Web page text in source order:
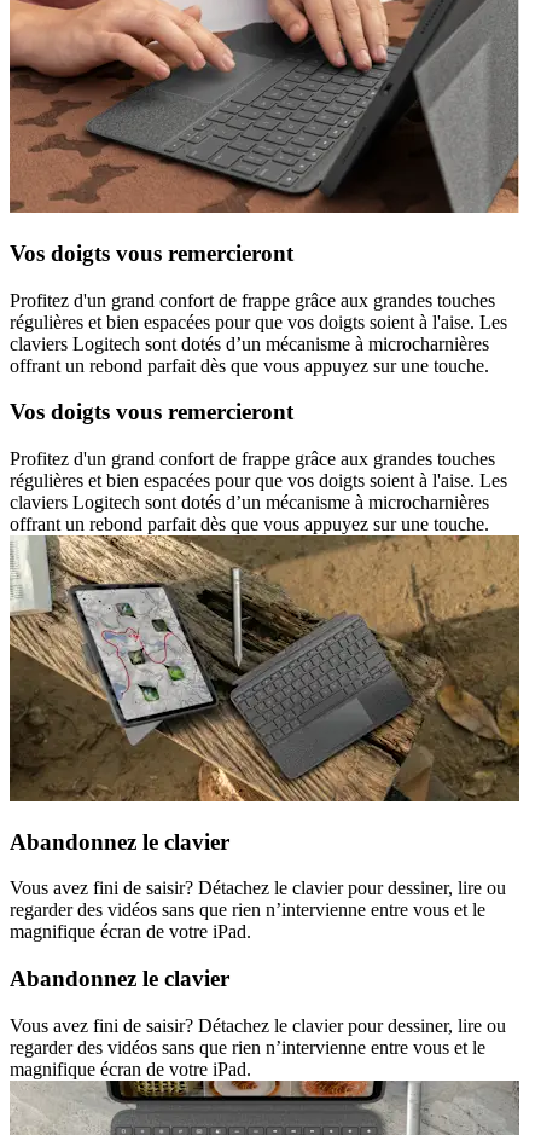
Vos doigts vous remercieront
Profitez d'un grand confort de frappe grâce aux grandes touches
régulières et bien espacées pour que vos doigts soient à l'aise. Les
claviers Logitech sont dotés d’un mécanisme à microcharnières
offrant un rebond parfait dès que vous appuyez sur une touche.
Vos doigts vous remercieront
Profitez d'un grand confort de frappe grâce aux grandes touches
régulières et bien espacées pour que vos doigts soient à l'aise. Les
claviers Logitech sont dotés d’un mécanisme à microcharnières
offrant un rebond parfait dès que vous appuyez sur une touche.
Abandonnez le clavier
Vous avez fini de saisir? Détachez le clavier pour dessiner, lire ou
regarder des vidéos sans que rien n’intervienne entre vous et le
magnifique écran de votre iPad.
Abandonnez le clavier
Vous avez fini de saisir? Détachez le clavier pour dessiner, lire ou
regarder des vidéos sans que rien n’intervienne entre vous et le
magnifique écran de votre iPad.